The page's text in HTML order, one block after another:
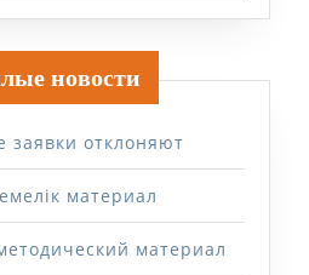
новости
заявки отклоняют
материал
материал